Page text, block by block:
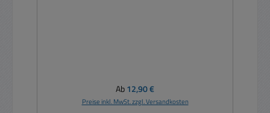
Regulärer Preis:
Ab12,90 €
Preise inkl. MwSt. zzgl. Versandkosten